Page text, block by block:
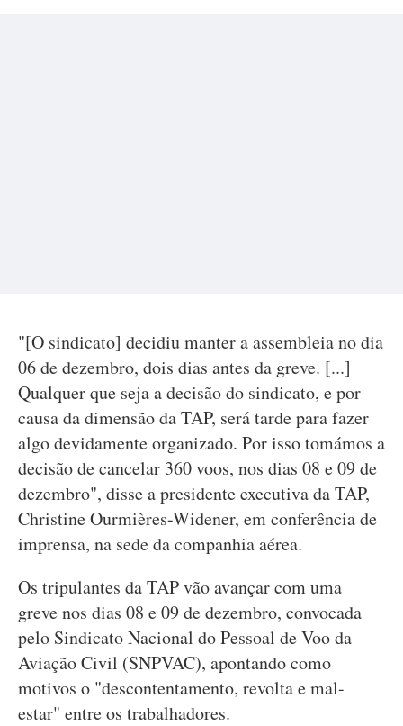
"[O sindicato] decidiu manter a assembleia no dia
06 de dezembro, dois dias antes da greve. [...]
Qualquer que seja a decisão do sindicato, e por
causa da dimensão da TAP, será tarde para fazer
algo devidamente organizado. Por isso tomámos a
decisão de cancelar 360 voos, nos dias 08 e 09 de
dezembro", disse a presidente executiva da TAP,
Christine Ourmières-Widener, em conferência de
imprensa, na sede da companhia aérea.
Os tripulantes da TAP vão avançar com uma
greve nos dias 08 e 09 de dezembro, convocada
pelo Sindicato Nacional do Pessoal de Voo da
Aviação Civil (SNPVAC), apontando como
motivos o "descontentamento, revolta e mal-
estar" entre os trabalhadores.